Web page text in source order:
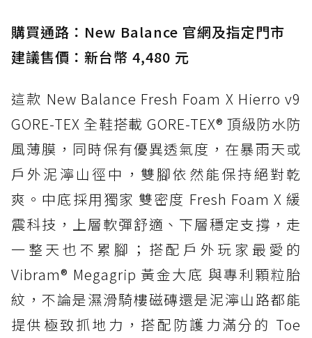
購買通路：New Balance 官網及指定門市
建議售價：新台幣 4,480 元
這款 New Balance Fresh Foam X Hierro v9
GORE-TEX 全鞋搭載 GORE-TEX® 頂級防水防
風薄膜，同時保有優異透氣度，在暴雨天或
戶外泥濘山徑中，雙腳依然能保持絕對乾
爽。中底採用獨家 雙密度 Fresh Foam X 緩
震科技，上層軟彈舒適、下層穩定支撐，走
一整天也不累腳；搭配戶外玩家最愛的
Vibram® Megagrip 黃金大底 與專利顆粒胎
紋，不論是濕滑騎樓磁磚還是泥濘山路都能
提供極致抓地力，搭配防護力滿分的 Toe